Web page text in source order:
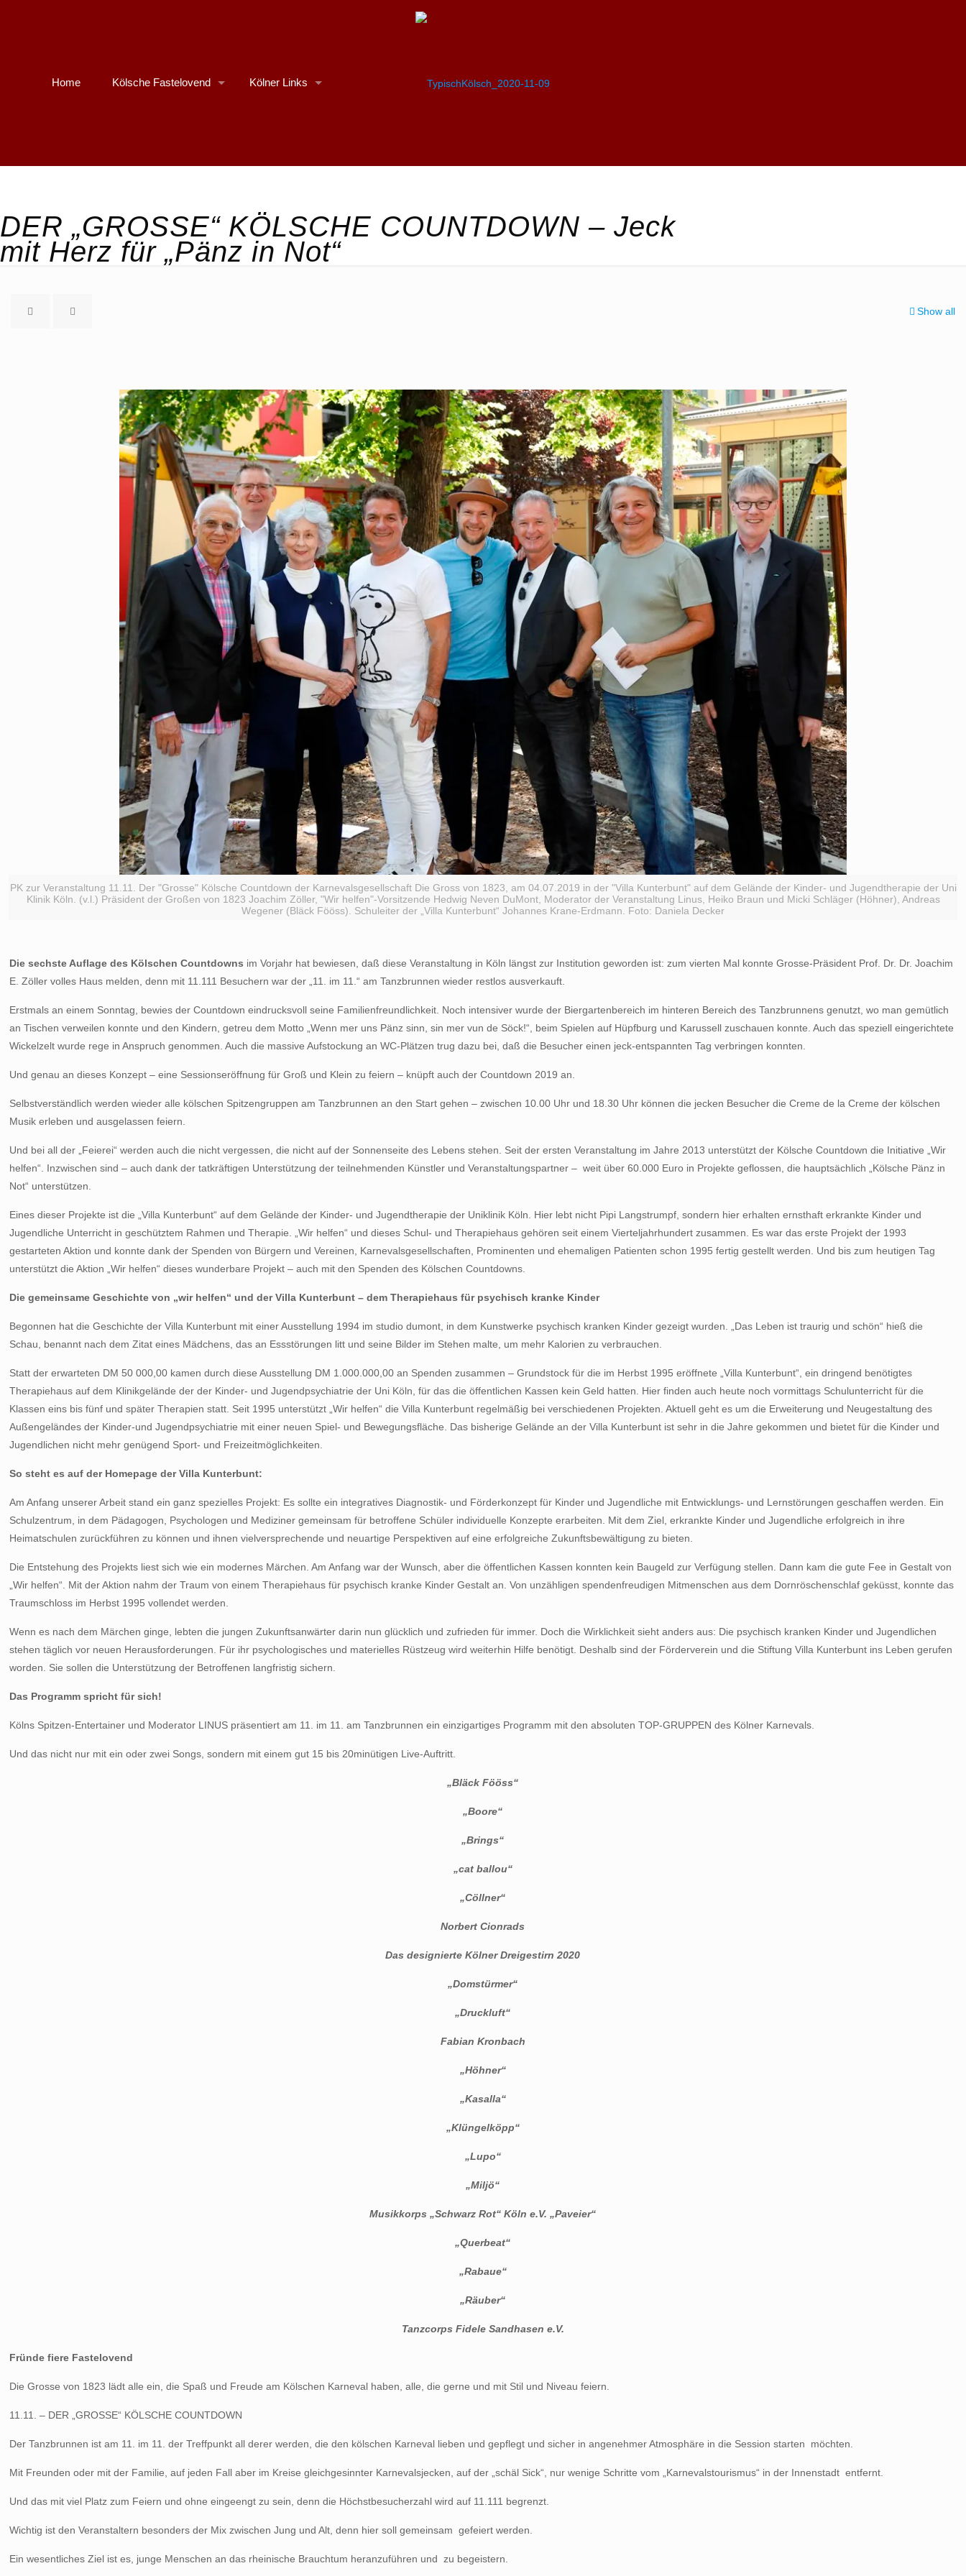
Home Kölsche Fastelovend Kölner Links
DER „GROSSE“ KÖLSCHE COUNTDOWN – Jeck
mit Herz für „Pänz in Not“
Show all
PK zur Veranstaltung 11.11. Der "Grosse" Kölsche Countdown der Karnevalsgesellschaft Die Gross von 1823, am 04.07.2019 in der "Villa Kunterbunt" auf dem Gelände der Kinder- und Jugendtherapie der Uni
Klinik Köln. (v.l.) Präsident der Großen von 1823 Joachim Zöller, "Wir helfen"-Vorsitzende Hedwig Neven DuMont, Moderator der Veranstaltung Linus, Heiko Braun und Micki Schläger (Höhner), Andreas
Wegener (Bläck Fööss). Schuleiter der „Villa Kunterbunt“ Johannes Krane-Erdmann. Foto: Daniela Decker
Die sechste Auflage des Kölschen Countdowns im Vorjahr hat bewiesen, daß diese Veranstaltung in Köln längst zur Institution geworden ist: zum vierten Mal konnte Grosse-Präsident Prof. Dr. Dr. Joachim
E. Zöller volles Haus melden, denn mit 11.111 Besuchern war der „11. im 11.“ am Tanzbrunnen wieder restlos ausverkauft.
Erstmals an einem Sonntag, bewies der Countdown eindrucksvoll seine Familienfreundlichkeit. Noch intensiver wurde der Biergartenbereich im hinteren Bereich des Tanzbrunnens genutzt, wo man gemütlich
an Tischen verweilen konnte und den Kindern, getreu dem Motto „Wenn mer uns Pänz sinn, sin mer vun de Söck!“, beim Spielen auf Hüpfburg und Karussell zuschauen konnte. Auch das speziell eingerichtete
Wickelzelt wurde rege in Anspruch genommen. Auch die massive Aufstockung an WC-Plätzen trug dazu bei, daß die Besucher einen jeck-entspannten Tag verbringen konnten.
Und genau an dieses Konzept – eine Sessionseröffnung für Groß und Klein zu feiern – knüpft auch der Countdown 2019 an.
Selbstverständlich werden wieder alle kölschen Spitzengruppen am Tanzbrunnen an den Start gehen – zwischen 10.00 Uhr und 18.30 Uhr können die jecken Besucher die Creme de la Creme der kölschen
Musik erleben und ausgelassen feiern.
Und bei all der „Feierei“ werden auch die nicht vergessen, die nicht auf der Sonnenseite des Lebens stehen. Seit der ersten Veranstaltung im Jahre 2013 unterstützt der Kölsche Countdown die Initiative „Wir
helfen“. Inzwischen sind – auch dank der tatkräftigen Unterstützung der teilnehmenden Künstler und Veranstaltungspartner – weit über 60.000 Euro in Projekte geflossen, die hauptsächlich „Kölsche Pänz in
Not“ unterstützen.
Eines dieser Projekte ist die „Villa Kunterbunt“ auf dem Gelände der Kinder- und Jugendtherapie der Uniklinik Köln. Hier lebt nicht Pipi Langstrumpf, sondern hier erhalten ernsthaft erkrankte Kinder und
Jugendliche Unterricht in geschütztem Rahmen und Therapie. „Wir helfen“ und dieses Schul- und Therapiehaus gehören seit einem Vierteljahrhundert zusammen. Es war das erste Projekt der 1993
gestarteten Aktion und konnte dank der Spenden von Bürgern und Vereinen, Karnevalsgesellschaften, Prominenten und ehemaligen Patienten schon 1995 fertig gestellt werden. Und bis zum heutigen Tag
unterstützt die Aktion „Wir helfen“ dieses wunderbare Projekt – auch mit den Spenden des Kölschen Countdowns.
Die gemeinsame Geschichte von „wir helfen“ und der Villa Kunterbunt – dem Therapiehaus für psychisch kranke Kinder
Begonnen hat die Geschichte der Villa Kunterbunt mit einer Ausstellung 1994 im studio dumont, in dem Kunstwerke psychisch kranken Kinder gezeigt wurden. „Das Leben ist traurig und schön“ hieß die
Schau, benannt nach dem Zitat eines Mädchens, das an Essstörungen litt und seine Bilder im Stehen malte, um mehr Kalorien zu verbrauchen.
Statt der erwarteten DM 50 000,00 kamen durch diese Ausstellung DM 1.000.000,00 an Spenden zusammen – Grundstock für die im Herbst 1995 eröffnete „Villa Kunterbunt“, ein dringend benötigtes
Therapiehaus auf dem Klinikgelände der der Kinder- und Jugendpsychiatrie der Uni Köln, für das die öffentlichen Kassen kein Geld hatten. Hier finden auch heute noch vormittags Schulunterricht für die
Klassen eins bis fünf und später Therapien statt. Seit 1995 unterstützt „Wir helfen“ die Villa Kunterbunt regelmäßig bei verschiedenen Projekten. Aktuell geht es um die Erweiterung und Neugestaltung des
Außengeländes der Kinder-und Jugendpsychiatrie mit einer neuen Spiel- und Bewegungsfläche. Das bisherige Gelände an der Villa Kunterbunt ist sehr in die Jahre gekommen und bietet für die Kinder und
Jugendlichen nicht mehr genügend Sport- und Freizeitmöglichkeiten.
So steht es auf der Homepage der Villa Kunterbunt:
Am Anfang unserer Arbeit stand ein ganz spezielles Projekt: Es sollte ein integratives Diagnostik- und Förderkonzept für Kinder und Jugendliche mit Entwicklungs- und Lernstörungen geschaffen werden. Ein
Schulzentrum, in dem Pädagogen, Psychologen und Mediziner gemeinsam für betroffene Schüler individuelle Konzepte erarbeiten. Mit dem Ziel, erkrankte Kinder und Jugendliche erfolgreich in ihre
Heimatschulen zurückführen zu können und ihnen vielversprechende und neuartige Perspektiven auf eine erfolgreiche Zukunftsbewältigung zu bieten.
Die Entstehung des Projekts liest sich wie ein modernes Märchen. Am Anfang war der Wunsch, aber die öffentlichen Kassen konnten kein Baugeld zur Verfügung stellen. Dann kam die gute Fee in Gestalt von
„Wir helfen“. Mit der Aktion nahm der Traum von einem Therapiehaus für psychisch kranke Kinder Gestalt an. Von unzähligen spendenfreudigen Mitmenschen aus dem Dornröschenschlaf geküsst, konnte das
Traumschloss im Herbst 1995 vollendet werden.
Wenn es nach dem Märchen ginge, lebten die jungen Zukunftsanwärter darin nun glücklich und zufrieden für immer. Doch die Wirklichkeit sieht anders aus: Die psychisch kranken Kinder und Jugendlichen
stehen täglich vor neuen Herausforderungen. Für ihr psychologisches und materielles Rüstzeug wird weiterhin Hilfe benötigt. Deshalb sind der Förderverein und die Stiftung Villa Kunterbunt ins Leben gerufen
worden. Sie sollen die Unterstützung der Betroffenen langfristig sichern.
Das Programm spricht für sich!
Kölns Spitzen-Entertainer und Moderator LINUS präsentiert am 11. im 11. am Tanzbrunnen ein einzigartiges Programm mit den absoluten TOP-GRUPPEN des Kölner Karnevals.
Und das nicht nur mit ein oder zwei Songs, sondern mit einem gut 15 bis 20minütigen Live-Auftritt.
„Bläck Fööss“
„Boore“
„Brings“
„cat ballou“
„Cöllner“
Norbert Cionrads
Das designierte Kölner Dreigestirn 2020
„Domstürmer“
„Druckluft“
Fabian Kronbach
„Höhner“
„Kasalla“
„Klüngelköpp“
„Lupo“
„Miljö“
Musikkorps „Schwarz Rot“ Köln e.V. „Paveier“
„Querbeat“
„Rabaue“
„Räuber“
Tanzcorps Fidele Sandhasen e.V.
Fründe fiere Fastelovend
Die Grosse von 1823 lädt alle ein, die Spaß und Freude am Kölschen Karneval haben, alle, die gerne und mit Stil und Niveau feiern.
11.11. – DER „GROSSE“ KÖLSCHE COUNTDOWN
Der Tanzbrunnen ist am 11. im 11. der Treffpunkt all derer werden, die den kölschen Karneval lieben und gepflegt und sicher in angenehmer Atmosphäre in die Session starten möchten.
Mit Freunden oder mit der Familie, auf jeden Fall aber im Kreise gleichgesinnter Karnevalsjecken, auf der „schäl Sick“, nur wenige Schritte vom „Karnevalstourismus“ in der Innenstadt entfernt.
Und das mit viel Platz zum Feiern und ohne eingeengt zu sein, denn die Höchstbesucherzahl wird auf 11.111 begrenzt.
Wichtig ist den Veranstaltern besonders der Mix zwischen Jung und Alt, denn hier soll gemeinsam gefeiert werden.
Ein wesentliches Ziel ist es, junge Menschen an das rheinische Brauchtum heranzuführen und zu begeistern.